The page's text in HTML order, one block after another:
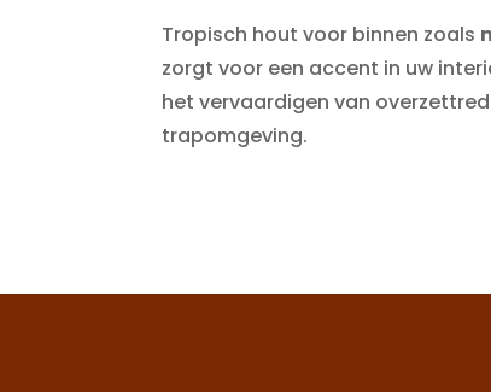
Tropisch hout voor binnen zoals
zorgt voor een accent in uw
het vervaardigen van
trapomgeving.